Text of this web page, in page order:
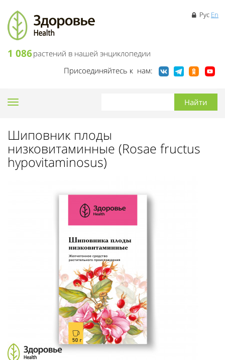
1 086растений в нашей энциклопедии
Рус En
Присоединяйтесь к нам:
Toggle
Шиповник плоды
низковитаминные (Rosae fructus
hypovitaminosus)